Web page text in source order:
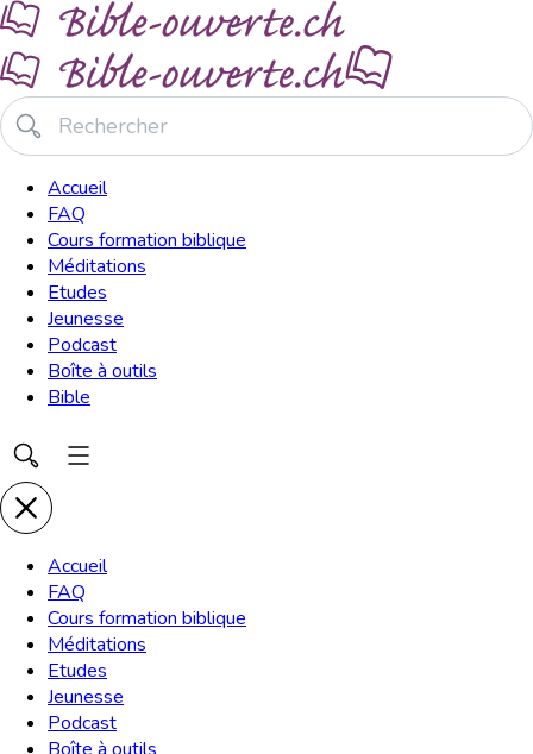
Accueil
FAQ
Cours formation biblique
Méditations
Etudes
Jeunesse
Podcast
Boîte à outils
Bible
Accueil
FAQ
Cours formation biblique
Méditations
Etudes
Jeunesse
Podcast